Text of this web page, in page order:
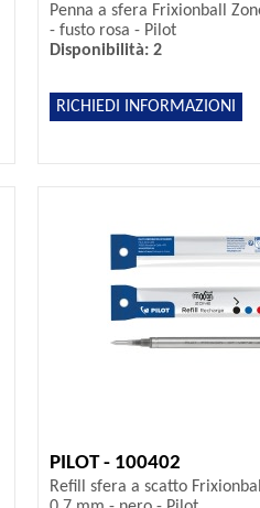
Penna a sfera Frixionball
- fusto rosa - Pilot
Disponibilità: 2
RICHIEDI INFORMAZIONI
PILOT - 100402
Refill sfera a scatto